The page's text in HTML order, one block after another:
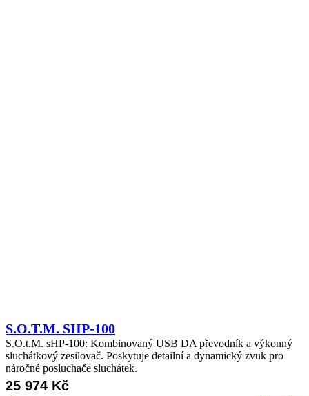
S.O.T.M. SHP-100
S.O.t.M. sHP-100: Kombinovaný USB DA převodník a výkonný
sluchátkový zesilovač. Poskytuje detailní a dynamický zvuk pro
náročné posluchače sluchátek.
25 974 Kč